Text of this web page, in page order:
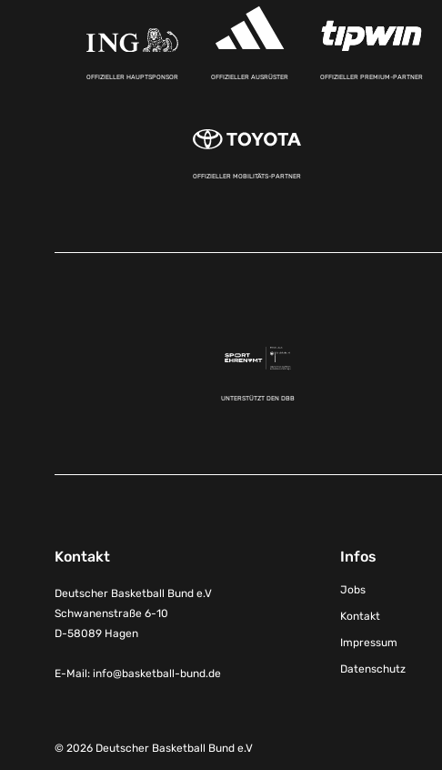
OFFIZIELLER HAUPTSPONSOR OFFIZIELLER AUSRÜSTER OFFIZIELLER PREMIUM-PARTNER
OFFIZIELLER MOBILITÄTS-PARTNER
UNTERSTÜTZT DEN DBB
Kontakt
Deutscher Basketball Bund e.V
Schwanenstraße 6-10
D-58089 Hagen
E-Mail: info@basketball-bund.de
Infos
Jobs
Kontakt
Impressum
Datenschutz
© 2026 Deutscher Basketball Bund e.V